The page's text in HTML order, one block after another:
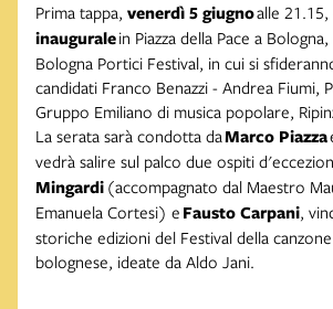
Prima tappa, venerdì 5 giugnoalle
inauguralein Piazza della Pace a
Bologna Portici Festival, in cui si
candidati Franco Benazzi - Andrea Fiumi,
Gruppo Emiliano di musica popolare,
La serata sarà condotta daMarco Piazza
vedrà salire sul palco due ospiti
Mingardi (accompagnato dal Maestro
Emanuela Cortesi) e Fausto Carpani,
storiche edizioni del Festival della
bolognese, ideate da Aldo Jani.